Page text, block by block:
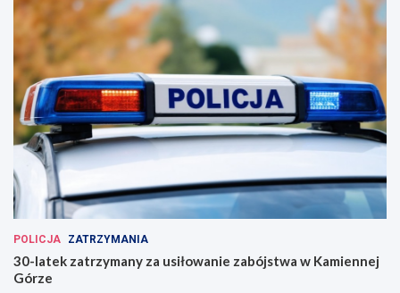
POLICJA ZATRZYMANIA
30-latek zatrzymany za usiłowanie zabójstwa w Kamiennej
Górze